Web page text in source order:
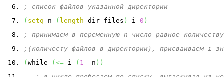
; список файлов указанной директории
( setq n ( length dir_files ) i 0 )
; принимаем в переменную n число равное
;(количесту файлов в директории), присваиваем i
( while ( <= i ( 1 - n ) )